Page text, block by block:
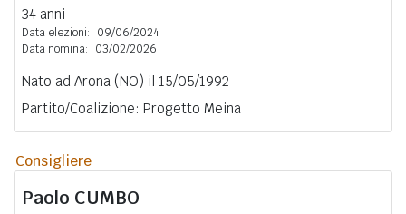
34 anni
Data elezioni:
09/06/2024
Data nomina:
03/02/2026
Nato ad Arona (NO) il 15/05/1992
Partito/Coalizione: Progetto Meina
Consigliere
Paolo CUMBO